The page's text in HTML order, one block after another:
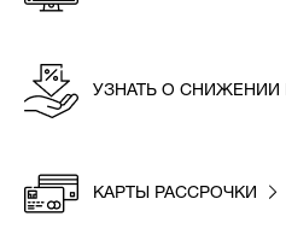
УЗНАТЬ О СНИЖЕНИИ
КАРТЫ РАССРОЧКИ